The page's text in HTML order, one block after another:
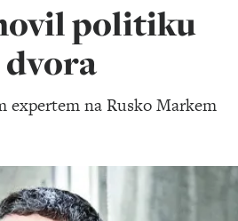
politiku
expertem na Rusko Markem